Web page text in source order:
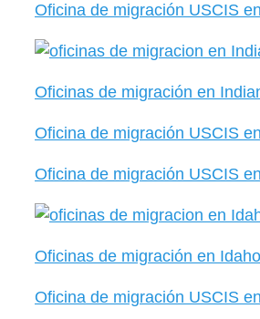
Oficina de migración USCIS
Oficinas de migración en
Oficina de migración USCIS
Oficina de migración USCIS
Oficinas de migración en Idaho
Oficina de migración USCIS